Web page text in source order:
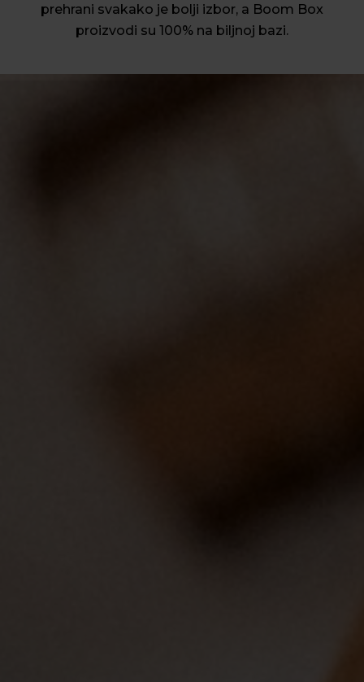
prehrani svakako je bolji izbor, a Boom Box
proizvodi su 100% na biljnoj bazi.